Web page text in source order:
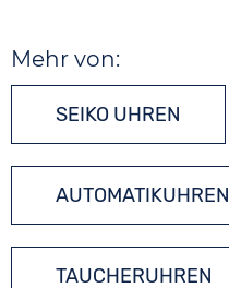
Mehr von:
SEIKO UHREN
AUTOMATIKUHREN
TAUCHERUHREN